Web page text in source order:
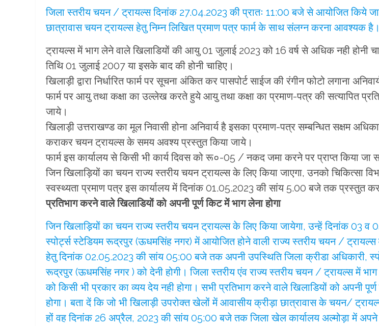
जिला स्तरीय चयन / ट्रायल्स दिनांक 27.04.2023 की प्रातः 11:00 बजे से आयोजित किये
छात्रावास चयन ट्रायल्स हेतु निम्न लिखित प्रमाण पत्र फार्म के साथ संलग्न करना आवश्यक है।
ट्रायल्स में भाग लेने वाले खिलाडियों की आयु 01 जुलाई 2023 को 16 वर्ष से अधिक नही होनी
तिथि 01 जुलाई 2007 या इसके बाद की होनी चाहिए।
खिलाड़ी द्वारा निर्धारित फार्म पर सूचना अंकित कर पासपोर्ट साईज की रंगीन फोटो लगाना
फार्म पर आयु तथा कक्षा का उल्लेख करते हुये आयु तथा कक्षा का प्रमाण-पत्र की सत्यापित
जाये।
खिलाड़ी उत्तराखण्ड का मूल निवासी होना अनिवार्य है इसका प्रमाण-पत्र सम्बन्धित सक्षम
कराकर चयन ट्रायल्स के समय अवश्य प्रस्तुत किया जाये।
फार्म इस कार्यालय से किसी भी कार्य दिवस को रू०-05 / नकद जमा करने पर प्राप्त किया जा
जिन खिलाड़ियों का चयन राज्य स्तरीय चयन ट्रायल्स के लिए किया जाएगा, उनको चिकित्सा
स्वस्थ्यता प्रमाण पत्र इस कार्यालय में दिनांक 01.05.2023 की सांय 5.00 बजे तक प्रस्तुत
प्रतिभाग करने वाले खिलाडियों को अपनी पूर्ण किट में भाग लेना होगा
जिन खिलाड़ियों का चयन राज्य स्तरीय चयन ट्रायल्स के लिए किया जायेगा, उन्हें दिनांक 03
स्पोर्ट्स स्टेडियम रूद्रपुर (ऊधमसिंह नगर) में आयोजित होने वाली राज्य स्तरीय चयन /
हेतु दिनांक 02.05.2023 की सांय 05:00 बजे तक अपनी उपस्थिति जिला क्रीडा अधिकारी,
रूद्रपुर (ऊधमसिंह नगर ) को देनी होगी। जिला स्तरीय एंव राज्य स्तरीय चयन / ट्रायल्स में
को किसी भी प्रकार का व्यय देय नही होगा। सभी प्रतिभाग करने वाले खिलाडियों को अपनी
होगा। बता दें कि जो भी खिलाड़ी उपरोक्त खेलों में आवासीय क्रीड़ा छात्रावास के चयन/
हों वह दिनांक 26 अप्रैल, 2023 की सांय 05:00 बजे तक जिला खेल कार्यालय अल्मोड़ा में अपने